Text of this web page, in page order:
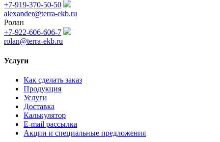
+7-919-370-50-50
alexander@terra-ekb.ru
Ролан
+7-922-606-606-7
rolan@terra-ekb.ru
Услуги
Как сделать заказ
Продукция
Услуги
Доставка
Калькулятор
E-mail рассылка
Акции и специальные предложения